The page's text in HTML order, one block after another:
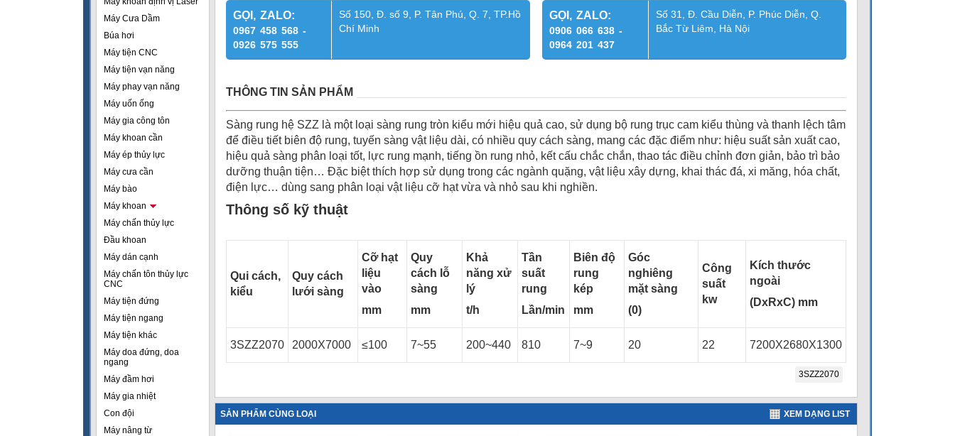
Máy Cưa Dầm
Búa hơi
Máy tiện CNC
Máy tiện vạn năng
Máy phay vạn năng
Máy uốn ống
Máy gia công tôn
Máy khoan cần
Máy ép thủy lực
Máy cưa cần
Máy bào
Máy khoan
Máy chấn thủy lực
Đầu khoan
Máy dán cạnh
Máy chấn tôn thủy lực
CNC
Máy tiện đứng
Máy tiện ngang
Máy tiện khác
Máy doa đứng, doa
ngang
Máy đầm hơi
Máy gia nhiệt
Con đội
Máy nâng từ
GỌI, ZALO:
0967 458 568 -
0926 575 555
Số 150, Đ. số 9, P. Tân Phú, Q. 7, TP.Hồ
Chí Minh
GỌI, ZALO:
0906 066 638 -
0964 201 437
Số 31, Đ. Cầu Diễn, P. Phúc Diễn, Q.
Bắc Từ Liêm, Hà Nội
THÔNG TIN SẢN PHẨM
Sàng rung hệ SZZ là một loại sàng rung tròn kiểu mới hiệu quả cao, sử dụng bộ rung trục cam kiểu thùng và thanh lệch tâm
để điều tiết biên độ rung, tuyến sàng vật liệu dài, có nhiều quy cách sàng, mang các đặc điểm như: hiệu suất sản xuất cao,
hiệu quả sàng phân loại tốt, lực rung mạnh, tiếng ồn rung nhỏ, kết cấu chắc chắn, thao tác điều chỉnh đơn giản, bảo trì bảo
dưỡng thuận tiện… Đặc biệt thích hợp sử dụng trong các ngành quặng, vật liệu xây dựng, khai thác đá, xi măng, hóa chất,
điện lực… dùng sang phân loại vật liệu cỡ hạt vừa và nhỏ sau khi nghiền.
Thông số kỹ thuật
Qui cách,
kiểu
Quy cách
lưới sàng
Cỡ hạt
liệu
vào
mm
Quy
cách lỗ
sàng
mm
Khả
năng xử
lý
t/h
Tần
suất
rung
Lần/min
Biên độ
rung
kép
mm
Góc
nghiêng
mặt sàng
(0)
Công
suất
kw
Kích thước
ngoài
(DxRxC) mm
3SZZ2070 2000X7000 ≤100 7~55 200~440 810 7~9 20 22 7200X2680X1300
3SZZ2070
SẢN PHẨM CÙNG LOẠI XEM DẠNG LIST